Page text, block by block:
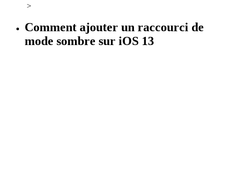
>
Comment ajouter un raccourci de
mode sombre sur iOS 13